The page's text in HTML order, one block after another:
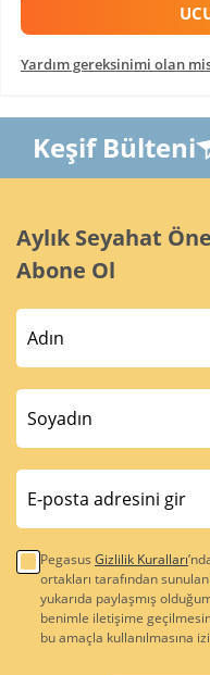
Yardım gereksinimi olan
Keşif Bülteni
Aylık Seyahat
Abone Ol
Pegasus Gizlilik Kuralları
ortakları tarafından
yukarıda paylaşmış
benimle iletişime
bu amaçla kullanılmasına